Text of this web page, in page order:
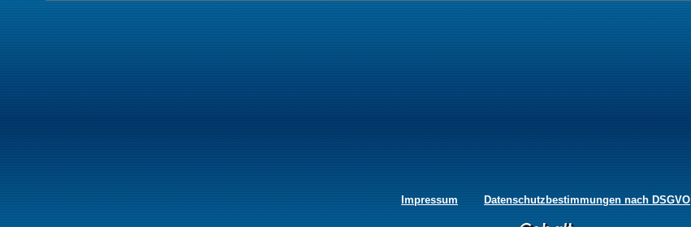
Impressum Datenschutzbestimmungen nach DSGVO